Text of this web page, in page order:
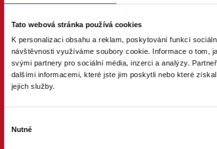
Tato webová stránka používá cookies
K personalizaci obsahu a reklam, poskytování funkcí
návštěvnosti využíváme soubory cookie. Informace o tom,
svými partnery pro sociální média, inzerci a analýzy.
dalšími informacemi, které jste jim poskytli nebo které
jejich služby.
souhlasu
Nutné
FÉR MÍSTA
CHCI POMOCI
OSLOVÍM STAROSTU
KONTAKTUJI POSLANCE
POMŮŽU
PROMLUVÍM
PODPOŘÍM
NAKOUPÍM
EUROVOLBY 2024